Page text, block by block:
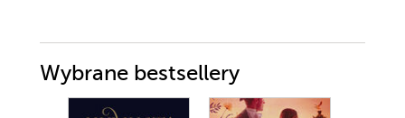
Wybrane bestsellery